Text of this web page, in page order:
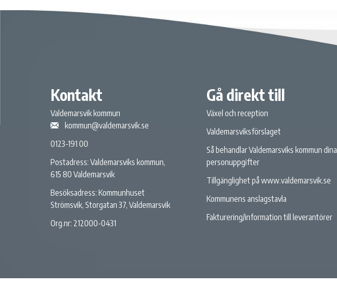
Kontakt
Valdemarsvik kommun
kommun@valdemarsvik.se
0123-191 00
Postadress: Valdemarsviks kommun,
615 80 Valdemarsvik
Besöksadress: Kommunhuset
Strömsvik, Storgatan 37, Valdemarsvik
Org.nr: 212000-0431
Gå direkt till
Växel och reception
Valdemarsviksförslaget
Så behandlar Valdemarsviks kommun dina
personuppgifter
Tillgänglighet på www.valdemarsvik.se
Kommunens anslagstavla
Fakturering/information till leverantörer